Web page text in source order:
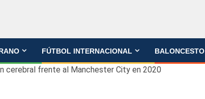
FÚTBOL INTERNACIONAL BALONCESTO
cerebral frente al Manchester City en 2020